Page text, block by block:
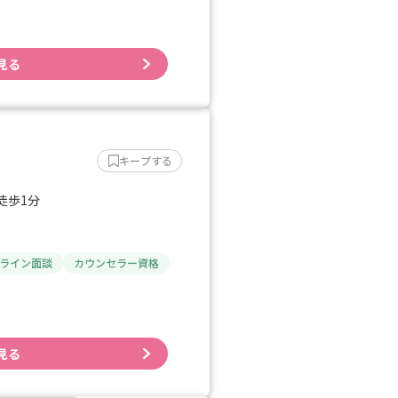
る
キープする
歩1分
イン面談 カウンセラー資格
る